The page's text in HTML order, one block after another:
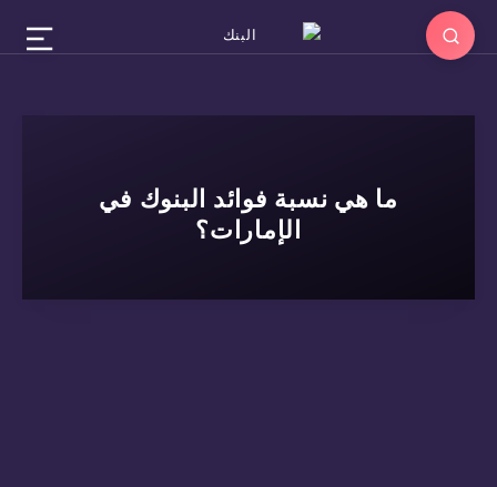
ما هي نسبة فوائد البنوك في
الإمارات؟